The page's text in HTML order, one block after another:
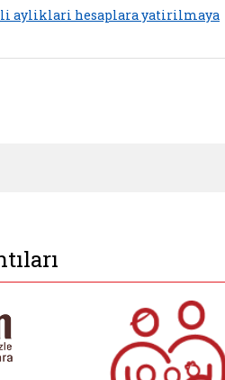
ayliklari hesaplara yatirilmaya